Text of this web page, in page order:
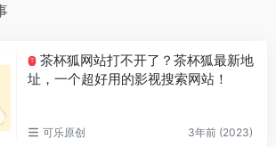
T
茶杯狐网站打不开了？茶杯狐最新地
址，一个超好用的影视搜索网站！
可乐原创 3年前 (2023)